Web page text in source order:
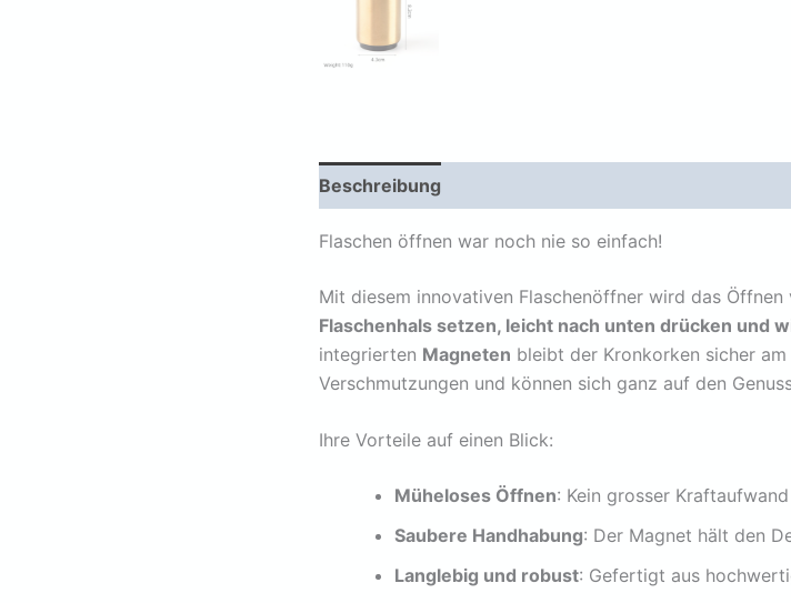
Beschreibung
Flaschen öffnen war noch nie so einfach!
Mit diesem innovativen Flaschenöffner wird das
Flaschenhals setzen, leicht nach unten drücken und
integrierten Magneten bleibt der Kronkorken sicher
Verschmutzungen und können sich ganz auf den
Ihre Vorteile auf einen Blick:
Müheloses Öffnen: Kein grosser
Saubere Handhabung: Der Magnet hält den
Langlebig und robust: Gefertigt aus